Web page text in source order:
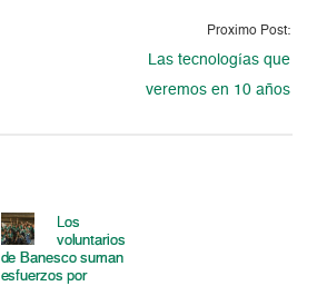
Proximo Post:
Las tecnologías que
veremos en 10 años
Los
voluntarios
de Banesco suman
esfuerzos por